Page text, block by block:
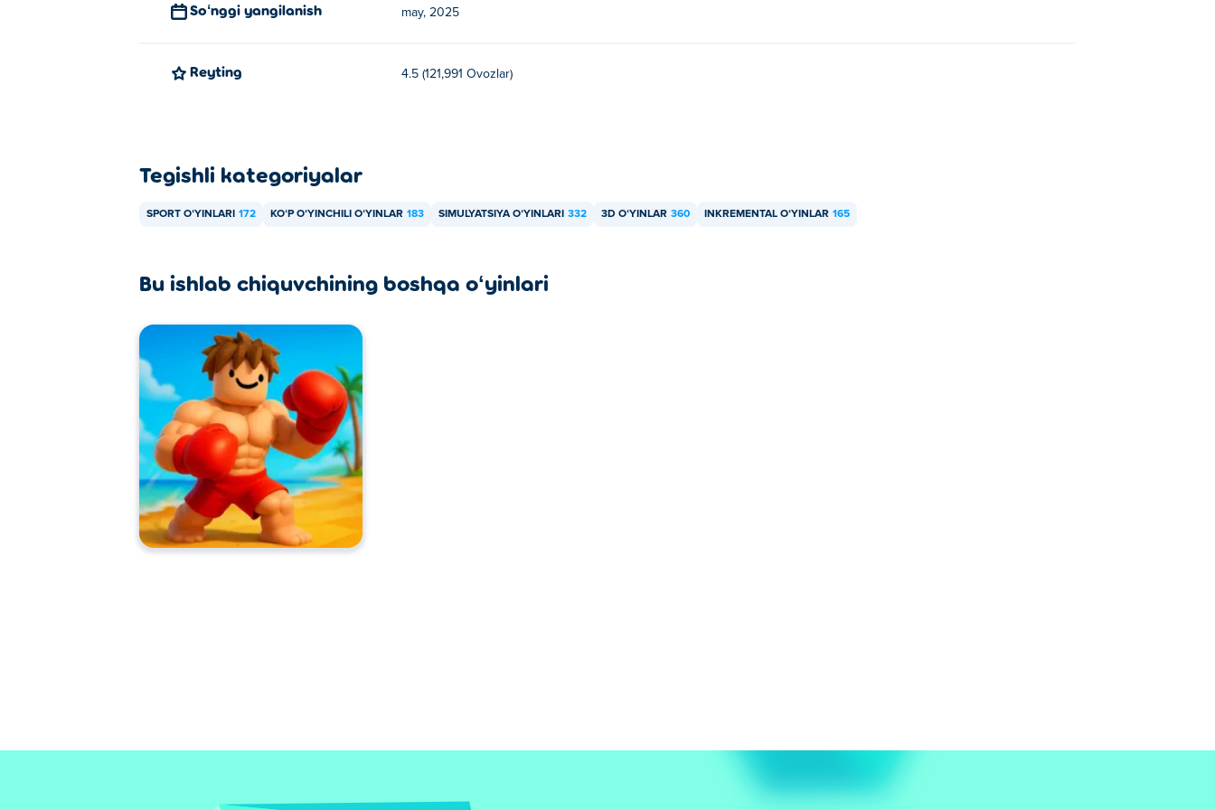
Soʻnggi yangilanish may, 2025
Reyting 4.5 (121,991 Ovozlar)
Tegishli kategoriyalar
SPORT OʻYINLARI 172 KOʻP OʻYINCHILI OʻYINLAR 183 SIMULYATSIYA OʻYINLARI 332 3D OʻYINLAR 360 INKREMENTAL OʻYINLAR 165
Bu ishlab chiquvchining boshqa oʻyinlari